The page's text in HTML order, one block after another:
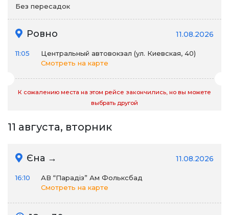
Без пересадок
Ровно 11.08.2026
11:05
Центральный автовокзал (ул. Киевская, 40)
Смотреть на карте
К сожалению места на этом рейсе закончились, но вы можете
выбрать другой
11 августа, вторник
Єна → 11.08.2026
16:10
АВ “Парадіз” Ам Фольксбад
Смотреть на карте